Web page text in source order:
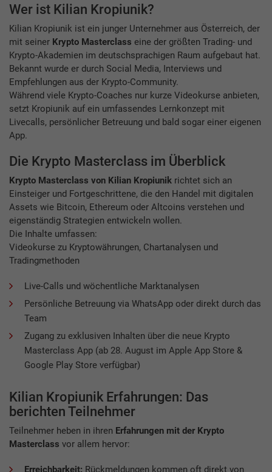
Wer ist Kilian Kropiunik?
Kilian Kropiunik ist ein junger Unternehmer aus Österreich, der
mit seiner Krypto Masterclass eine der größten Trading- und
Krypto-Akademien im deutschsprachigen Raum aufgebaut hat.
Bekannt wurde er durch Social Media, Interviews und
Empfehlungen aus der Krypto-Community.
Während viele Krypto-Coaches nur kurze Videokurse anbieten,
setzt Kropiunik auf ein umfassendes Lernkonzept mit
Livecalls, persönlicher Betreuung und bald sogar einer eigenen
App.
Die Krypto Masterclass im Überblick
Krypto Masterclass von Kilian Kropiunik richtet sich an
Einsteiger und Fortgeschrittene, die den Handel mit digitalen
Assets wie Bitcoin, Ethereum oder Altcoins verstehen und
eigenständig Strategien entwickeln wollen.
Die Inhalte umfassen:
Videokurse zu Kryptowährungen, Chartanalysen und
Tradingmethoden
Live-Calls und wöchentliche Marktanalysen
Persönliche Betreuung via WhatsApp oder direkt durch das
Team
Zugang zu exklusiven Inhalten über die neue Krypto
Masterclass App (ab 28. August im Apple App Store &
Google Play Store verfügbar)
Kilian Kropiunik Erfahrungen: Das
berichten Teilnehmer
Teilnehmer heben in ihren Erfahrungen mit der Krypto
Masterclass vor allem hervor:
Erreichbarkeit: Rückmeldungen kommen oft direkt von